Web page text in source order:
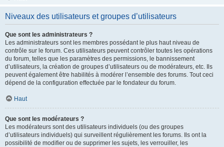
Niveaux des utilisateurs et groupes d’utilisateurs
Que sont les administrateurs ?
Les administrateurs sont les membres possédant le plus haut niveau de
contrôle sur le forum. Ces utilisateurs peuvent contrôler toutes les opérations
du forum, telles que les paramètres des permissions, le bannissement
d’utilisateurs, la création de groupes d’utilisateurs ou de modérateurs, etc. Ils
peuvent également être habilités à modérer l’ensemble des forums. Tout ceci
dépend de la configuration effectuée par le fondateur du forum.
Haut
Que sont les modérateurs ?
Les modérateurs sont des utilisateurs individuels (ou des groupes
d’utilisateurs individuels) qui surveillent régulièrement les forums. Ils ont la
possibilité de modifier ou de supprimer les sujets, les verrouiller, les